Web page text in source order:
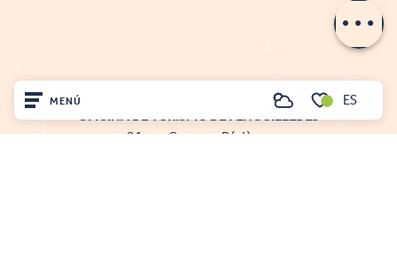
MENÚ
Voir les favoris
Buscar ES
OFICINA DE TURISMO DE FENOUILLÈDES
21, av. Georges Pézières